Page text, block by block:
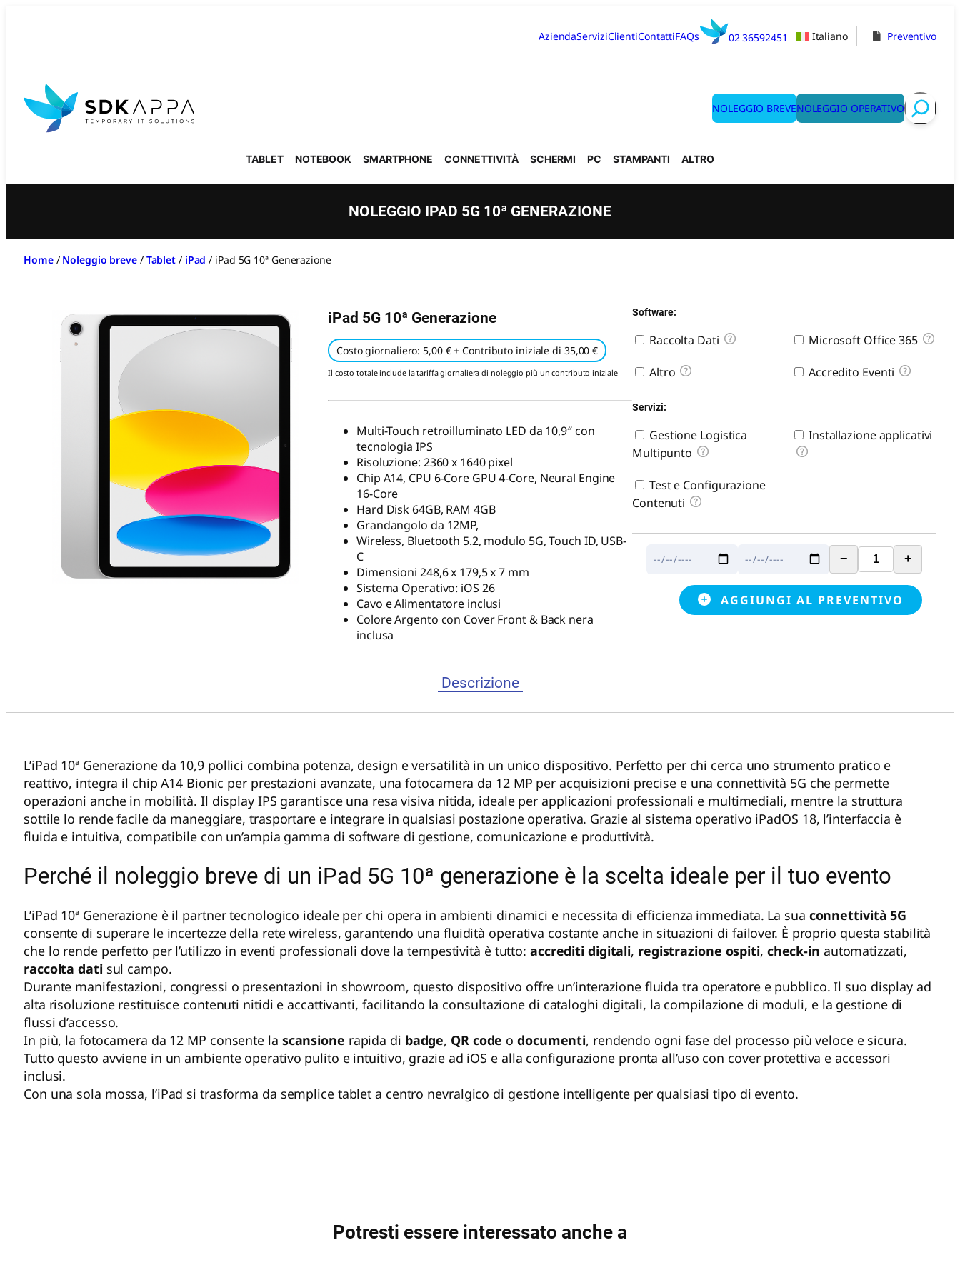
AziendaServiziClientiContattiFAQs 02 36592451 Italiano Preventivo
NOLEGGIO BREVENOLEGGIO OPERATIVO Search
TABLET NOTEBOOK SMARTPHONE CONNETTIVITÀ SCHERMI PC STAMPANTI ALTRO
NOLEGGIO IPAD 5G 10ª GENERAZIONE
Home/ Noleggio breve/ Tablet / iPad / iPad 5G 10ª Generazione
iPad 5G 10ª Generazione
Costo giornaliero: 5,00 € + Contributo iniziale di 35,00 €
Il costo totale include la tariffa giornaliera di noleggio più un contributo iniziale
Multi-Touch retroilluminato LED da 10,9″ con
tecnologia IPS
Risoluzione: 2360 x 1640 pixel
Chip A14, CPU 6-Core GPU 4-Core, Neural Engine
16-Core
Hard Disk 64GB, RAM 4GB
Grandangolo da 12MP,
Wireless, Bluetooth 5.2, modulo 5G, Touch ID, USB-
C
Dimensioni 248,6 x 179,5 x 7 mm
Sistema Operativo: iOS 26
Cavo e Alimentatore inclusi
Colore Argento con Cover Front & Back nera
inclusa
Software:
Raccolta Dati Microsoft Office 365
Altro Accredito Eventi
Servizi:
Gestione Logistica
Multipunto
Installazione applicativi
Test e Configurazione
Contenuti
− +
AGGIUNGI AL PREVENTIVO
Descrizione
L’iPad 10ª Generazione da 10,9 pollici combina potenza, design e versatilità in un unico dispositivo. Perfetto per chi cerca uno strumento pratico e
reattivo, integra il chip A14 Bionic per prestazioni avanzate, una fotocamera da 12 MP per acquisizioni precise e una connettività 5G che permette
operazioni anche in mobilità. Il display IPS garantisce una resa visiva nitida, ideale per applicazioni professionali e multimediali, mentre la struttura
sottile lo rende facile da maneggiare, trasportare e integrare in qualsiasi postazione operativa. Grazie al sistema operativo iPadOS 18, l’interfaccia è
fluida e intuitiva, compatibile con un’ampia gamma di software di gestione, comunicazione e produttività.
Perché il noleggio breve di un iPad 5G 10ª generazione è la scelta ideale per il tuo evento
L’iPad 10ª Generazione è il partner tecnologico ideale per chi opera in ambienti dinamici e necessita di efficienza immediata. La sua connettività 5G
consente di superare le incertezze della rete wireless, garantendo una fluidità operativa costante anche in situazioni di failover. È proprio questa stabilità
che lo rende perfetto per l’utilizzo in eventi professionali dove la tempestività è tutto: accrediti digitali, registrazione ospiti, check-in automatizzati,
raccolta dati sul campo.
Durante manifestazioni, congressi o presentazioni in showroom, questo dispositivo offre un’interazione fluida tra operatore e pubblico. Il suo display ad
alta risoluzione restituisce contenuti nitidi e accattivanti, facilitando la consultazione di cataloghi digitali, la compilazione di moduli, e la gestione di
flussi d’accesso.
In più, la fotocamera da 12 MP consente la scansione rapida di badge, QR code odocumenti, rendendo ogni fase del processo più veloce e sicura.
Tutto questo avviene in un ambiente operativo pulito e intuitivo, grazie ad iOS e alla configurazione pronta all’uso con cover protettiva e accessori
inclusi.
Con una sola mossa, l’iPad si trasforma da semplice tablet a centro nevralgico di gestione intelligente per qualsiasi tipo di evento.
Potresti essere interessato anche a